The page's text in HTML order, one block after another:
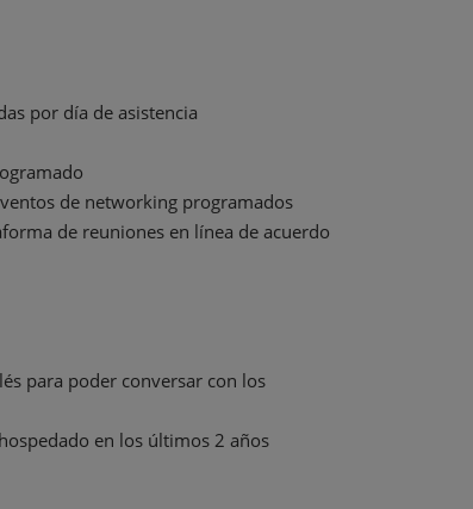
por día de asistencia
de networking programados
de reuniones en línea de acuerdo
para poder conversar con los
en los últimos 2 años